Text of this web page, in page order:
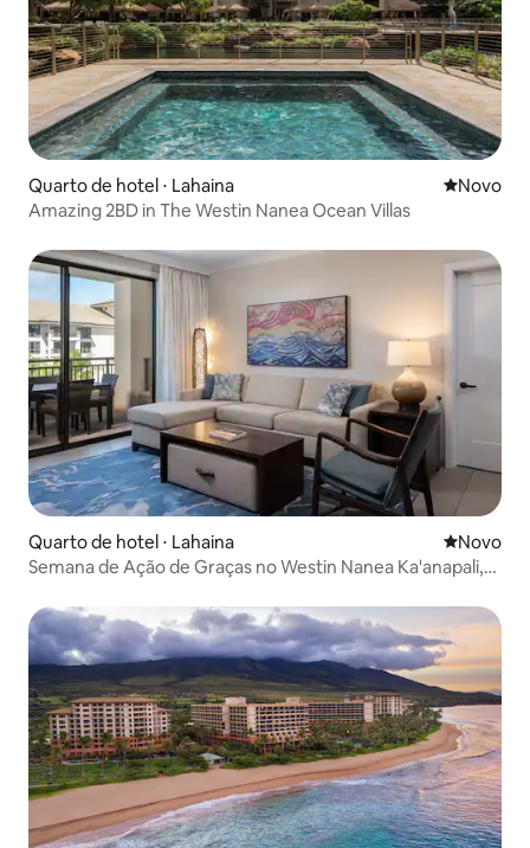
Quarto de hotel ⋅ Lahaina Novo
Novo
Amazing 2BD in The Westin Nanea Ocean Villas
Quarto de hotel ⋅ Lahaina Novo
Novo
Semana de Ação de Graças no Westin Nanea Ka'anapali,